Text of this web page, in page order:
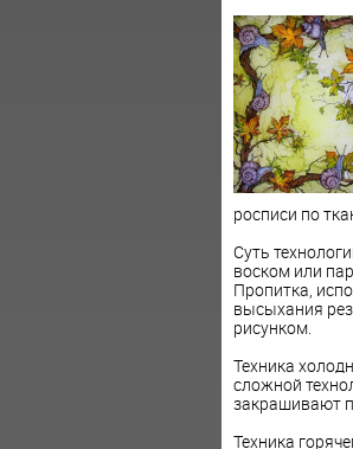
росписи по
Суть
воском или
Пропитка,
высыхания
рисунком.
Техника
сложной
закрашивают
Техника